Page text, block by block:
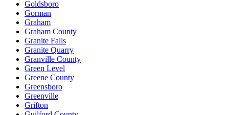
Goldsboro
Gorman
Graham
Graham County
Granite Falls
Granite Quarry
Granville County
Green Level
Greene County
Greensboro
Greenville
Grifton